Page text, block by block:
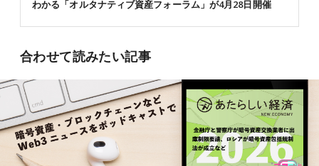
わかる「オルタナティブ資産フォーラム」が4月28日開催
合わせて読みたい記事